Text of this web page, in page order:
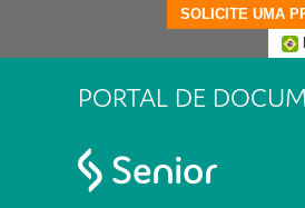
SOLICITE UMA
PORTAL DE